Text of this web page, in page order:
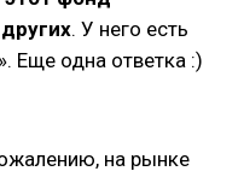
. У него есть
Еще одна ответка :)
на рынке